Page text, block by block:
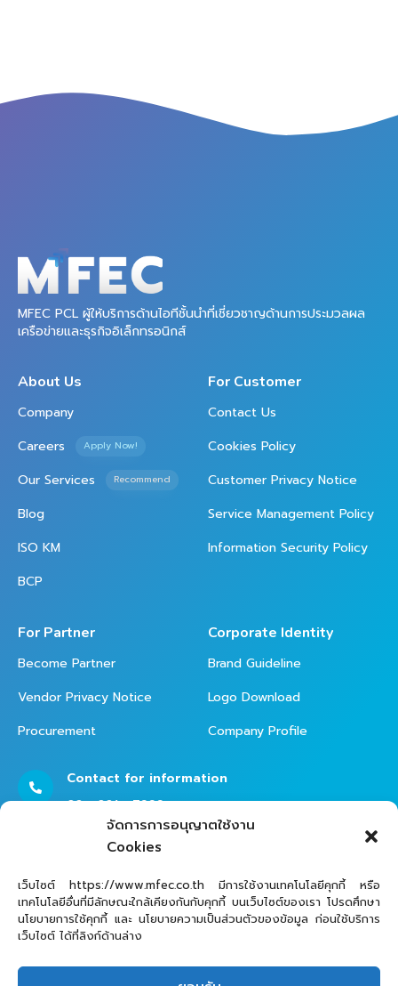
จัดการการอนุญาตใช้งาน
Cookies
เว็บไซต์ https://www.mfec.co.th มีการใช้งานเทคโนโลยีคุกกี้ หรือ
เทคโนโลยีอื่นที่มีลักษณะใกล้เคียงกันกับคุกกี้ บนเว็บไซต์ของเรา โปรดศึกษา
นโยบายการใช้คุกกี้ และ นโยบายความเป็นส่วนตัวของข้อมูล ก่อนใช้บริการ
เว็บไซต์ ได้ที่ลิงก์ด้านล่าง
MFEC PCL ผู้ให้บริการด้านไอทีชั้นนำที่เชี่ยวชาญด้านการประมวลผล
เครือข่ายและธุรกิจอิเล็กทรอนิกส์
About Us
Company
Careers
Apply Now!
Our Services Recommend
Blog
ISO KM
BCP
For Customer
Contact Us
Cookies Policy
Customer Privacy Notice
Service Management Policy
Information Security Policy
For Partner
Become Partner
Vendor Privacy Notice
Procurement
Corporate Identity
Brand Guideline
Logo Download
Company Profile
Contact for information
02 - 821 - 7999
Contact Helpdesk for Support
02 - 821 - 7979